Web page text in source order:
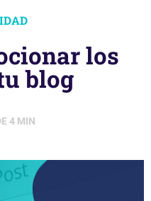
los
blog
4MIN